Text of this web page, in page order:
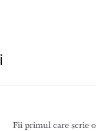
Fii primul care scrie